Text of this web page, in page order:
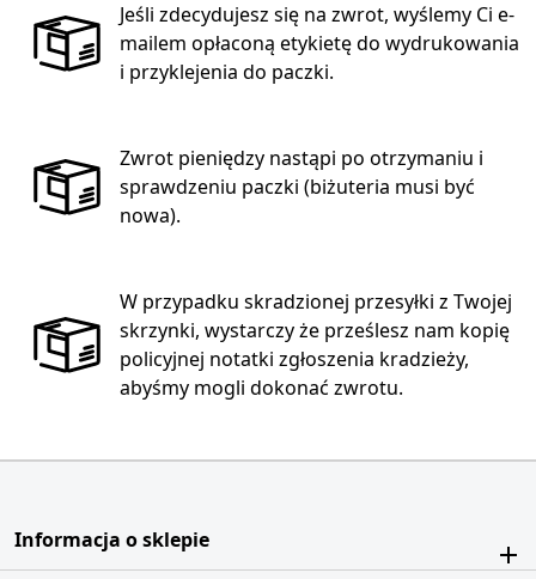
Jeśli zdecydujesz się na zwrot, wyślemy Ci e-
mailem opłaconą etykietę do wydrukowania
i przyklejenia do paczki.
Zwrot pieniędzy nastąpi po otrzymaniu i
sprawdzeniu paczki (biżuteria musi być
nowa).
W przypadku skradzionej przesyłki z Twojej
skrzynki, wystarczy że prześlesz nam kopię
policyjnej notatki zgłoszenia kradzieży,
abyśmy mogli dokonać zwrotu.
Informacja o sklepie